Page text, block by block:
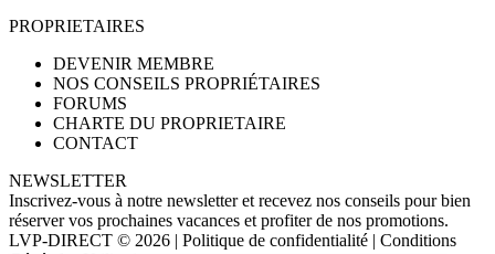
PROPRIETAIRES
DEVENIR MEMBRE
NOS CONSEILS PROPRIÉTAIRES
FORUMS
CHARTE DU PROPRIETAIRE
CONTACT
NEWSLETTER
Inscrivez-vous à notre newsletter et recevez nos conseils pour bien
réserver vos prochaines vacances et profiter de nos promotions.
LVP-DIRECT © 2026 | Politique de confidentialité | Conditions